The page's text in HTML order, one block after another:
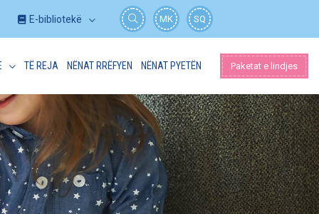
E-bibliotekë MK SQ
TË REJA NËNAT RRËFYEN NËNAT PYETËN Paketat e lindjes